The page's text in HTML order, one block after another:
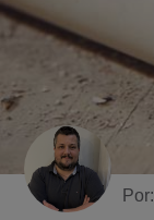
Por: